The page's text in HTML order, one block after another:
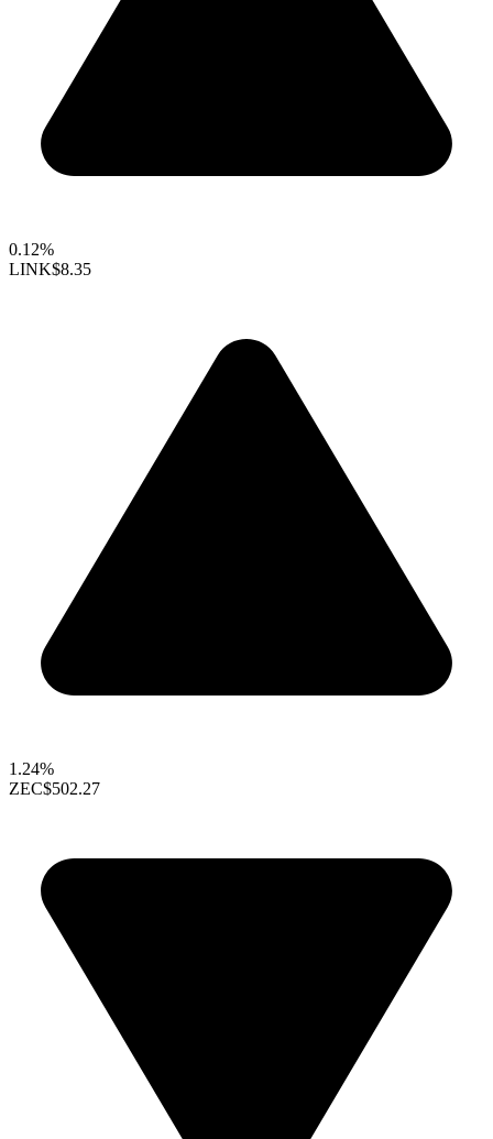
0.12%
LINK$8.35
1.24%
ZEC$502.27